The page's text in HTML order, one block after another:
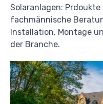
Solaranlagen:
fachmännische
Installation, Montage
der Branche.